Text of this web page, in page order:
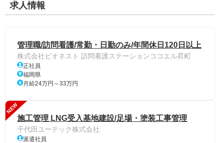
求人情報
管理職/訪問看護/常勤・日勤のみ/年間休日120日以上
株式会社ビオネスト 訪問看護ステーションココエル昇町
正社員
福岡県
月給24万円～33万円
NEW
施工管理 LNG受入基地建設/足場・塗装工事管理
千代田ユーテック株式会社
派遣社員